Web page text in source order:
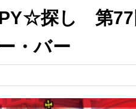
探し 第
・バー